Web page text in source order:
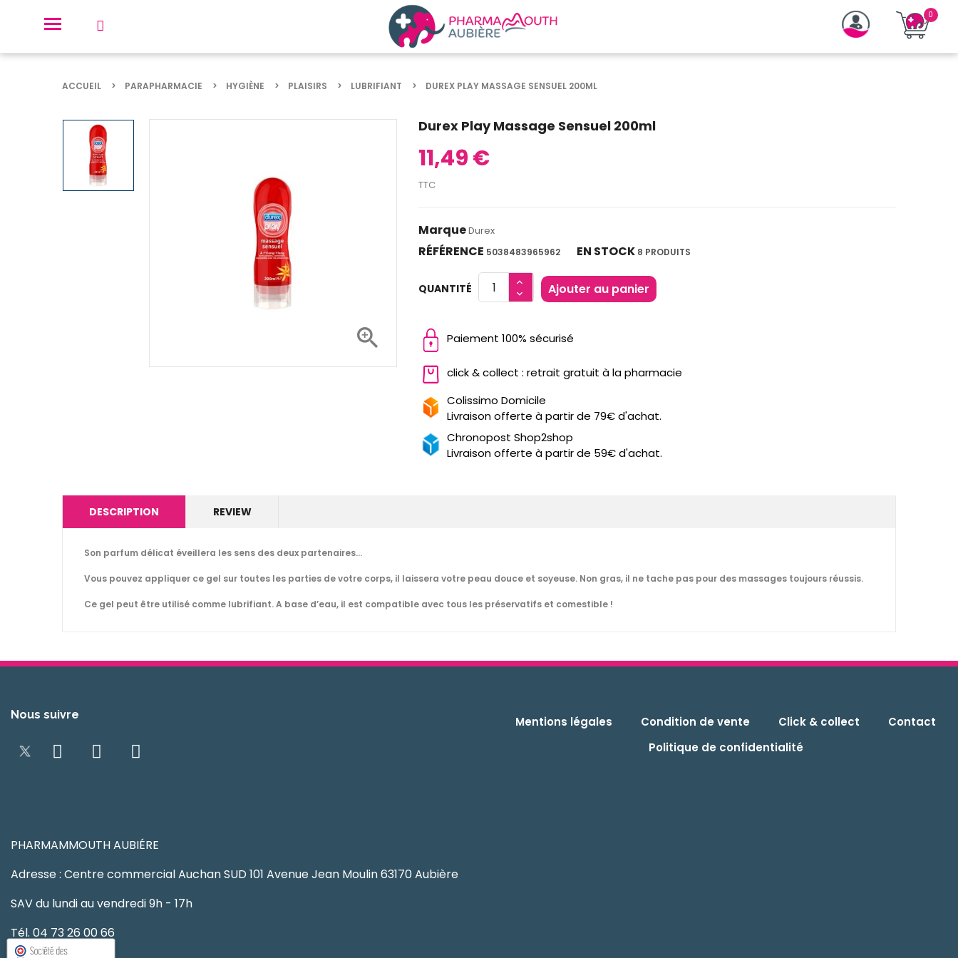
ACCUEIL PARAPHARMACIE HYGIÈNE PLAISIRS LUBRIFIANT DUREX PLAY MASSAGE SENSUEL 200ML

Durex Play Massage Sensuel 200ml
11,49 €
TTC
MarqueDurex
RÉFÉRENCE 5038483965962 EN STOCK 8 PRODUITS
QUANTITÉ Ajouter au panier
Paiement 100% sécurisé
click & collect : retrait gratuit à la pharmacie
Colissimo Domicile
Livraison offerte à partir de 79€ d'achat.
Chronopost Shop2shop
Livraison offerte à partir de 59€ d'achat.
DESCRIPTION REVIEW
Son parfum délicat éveillera les sens des deux partenaires…
Vous pouvez appliquer ce gel sur toutes les parties de votre corps, il laissera votre peau douce et soyeuse. Non gras, il ne tache pas pour des massages toujours réussis.
Ce gel peut être utilisé comme lubrifiant. A base d’eau, il est compatible avec tous les préservatifs et comestible !
Nous suivre Mentions légales Condition de vente Click & collect
Contact
Politique de confidentialité
PHARMAMMOUTH AUBIÉRE
Adresse : Centre commercial Auchan SUD 101 Avenue Jean Moulin 63170 Aubière
SAV du lundi au vendredi 9h - 17h
Tél. 04 73 26 00 66